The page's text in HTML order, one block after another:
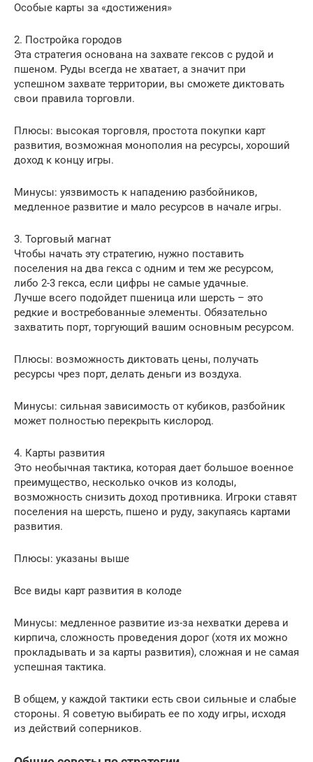
Особые карты за «достижения»
2. Постройка городов
Эта стратегия основана на захвате гексов с рудой и
пшеном. Руды всегда не хватает, а значит при
успешном захвате территории, вы сможете диктовать
свои правила торговли.
Плюсы: высокая торговля, простота покупки карт
развития, возможная монополия на ресурсы, хороший
доход к концу игры.
Минусы: уязвимость к нападению разбойников,
медленное развитие и мало ресурсов в начале игры.
3. Торговый магнат
Чтобы начать эту стратегию, нужно поставить
поселения на два гекса с одним и тем же ресурсом,
либо 2-3 гекса, если цифры не самые удачные.
Лучше всего подойдет пшеница или шерсть – это
редкие и востребованные элементы. Обязательно
захватить порт, торгующий вашим основным ресурсом.
Плюсы: возможность диктовать цены, получать
ресурсы чрез порт, делать деньги из воздуха.
Минусы: сильная зависимость от кубиков, разбойник
может полностью перекрыть кислород.
4. Карты развития
Это необычная тактика, которая дает большое военное
преимущество, несколько очков из колоды,
возможность снизить доход противника. Игроки ставят
поселения на шерсть, пшено и руду, закупаясь картами
развития.
Плюсы: указаны выше
Все виды карт развития в колоде
Минусы: медленное развитие из-за нехватки дерева и
кирпича, сложность проведения дорог (хотя их можно
прокладывать и за карты развития), сложная и не самая
успешная тактика.
В общем, у каждой тактики есть свои сильные и слабые
стороны. Я советую выбирать ее по ходу игры, исходя
из действий соперников.